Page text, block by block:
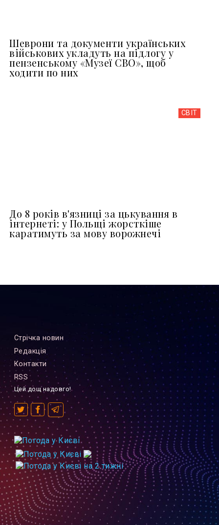
Шеврони та документи українських
військових укладуть на підлогу у
пензенському «Музеї СВО», щоб
ходити по них
СВІТ
До 8 років в'язниці за цькування в
інтернеті: у Польщі жорсткіше
каратимуть за мову ворожнечі
Стрiчка новин
Редакцiя
Контакти
RSS
Цей дощ надовго!